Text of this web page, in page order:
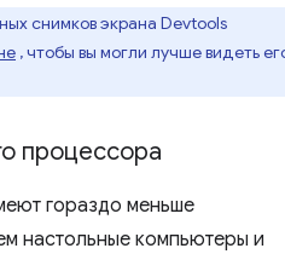
снимков экрана Devtools
, чтобы вы могли лучше видеть
процессора
гораздо меньше
настольные компьютеры и